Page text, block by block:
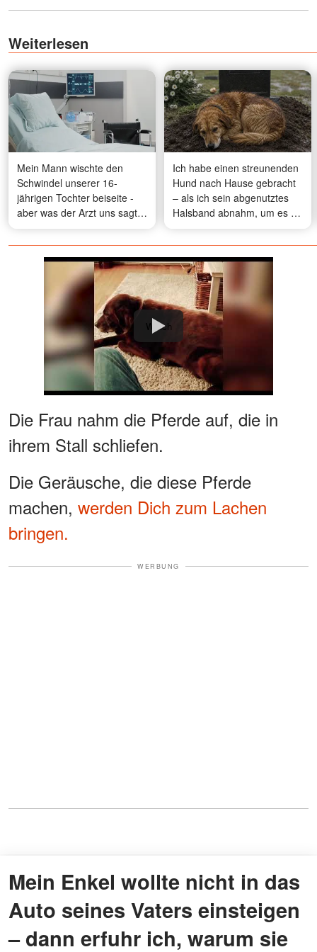
Weiterlesen
Mein Mann wischte den
Schwindel unserer 16-
jährigen Tochter beiseite -
aber was der Arzt uns sagte,
war die Wahrheit, der sich
keine Mutter jemals stellen
Ich habe einen streunenden
Hund nach Hause gebracht
– als ich sein abgenutztes
Halsband abnahm, um es zu
ersetzen, fand ich eine Notiz,
die mich blass werden ließ
Watch
Die Frau nahm die Pferde auf, die in
ihrem Stall schliefen.
Die Geräusche, die diese Pferde
machen, werden Dich zum Lachen
bringen.
WERBUNG
Mein Enkel wollte nicht in das
Auto seines Vaters einsteigen
– dann erfuhr ich, warum sie